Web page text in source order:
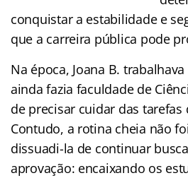
conquistar a estabilidade e
que a carreira pública pode
Na época, Joana B.
ainda fazia faculdade de
de precisar cuidar das tarefas
Contudo, a rotina cheia não
dissuadi-la de continuar
aprovação: encaixando os